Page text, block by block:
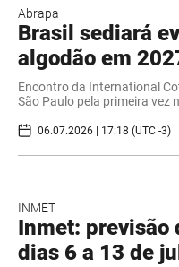
Abrapa
Brasil sediará
algodão em
Encontro da International
São Paulo pela primeira vez
06.07.2026 | 17:18 (UTC -3)
INMET
Inmet: previsão
dias 6 a 13 de